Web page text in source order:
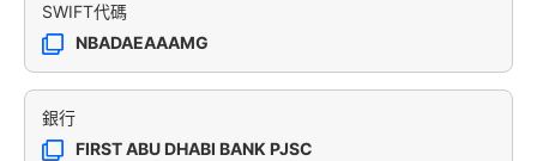
SWIFT代碼
NBADAEAAAMG
銀行
FIRST ABU DHABI BANK PJSC